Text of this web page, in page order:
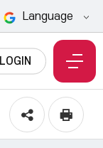
Language
LOGIN
전
체
메
뉴